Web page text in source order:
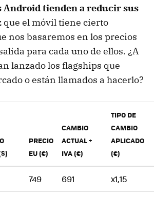
Android tienden a reducir sus
que el móvil tiene cierto
nos basaremos en los precios
para cada uno de ellos. ¿A
lanzado los flagships que
o están llamados a hacerlo?
PRECIO
EU (€)
CAMBIO
ACTUAL +
IVA (€)
TIPO DE
CAMBIO
APLICADO
(€)
749 691 x1,15